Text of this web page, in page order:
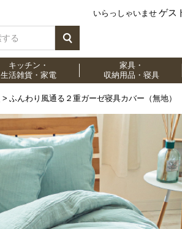
いらっしゃいませ ゲス
キッチン・
生活雑貨・家電
家具・
収納用品・寝具
ふんわり風通る２重ガーゼ寝具カバー（無地）